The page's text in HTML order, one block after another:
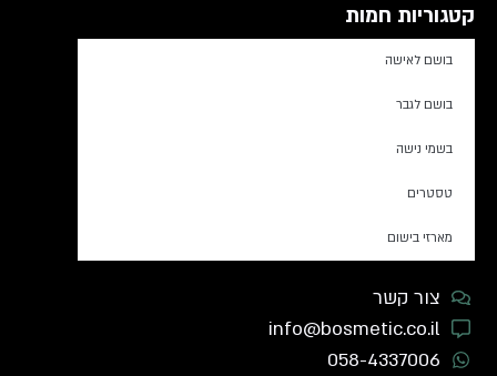
קטגוריות חמות
בושם לאישה
בושם לגבר
בשמי נישה
טסטרים
מארזי בישום
צור קשר
info@bosmetic.co.il
058-4337006